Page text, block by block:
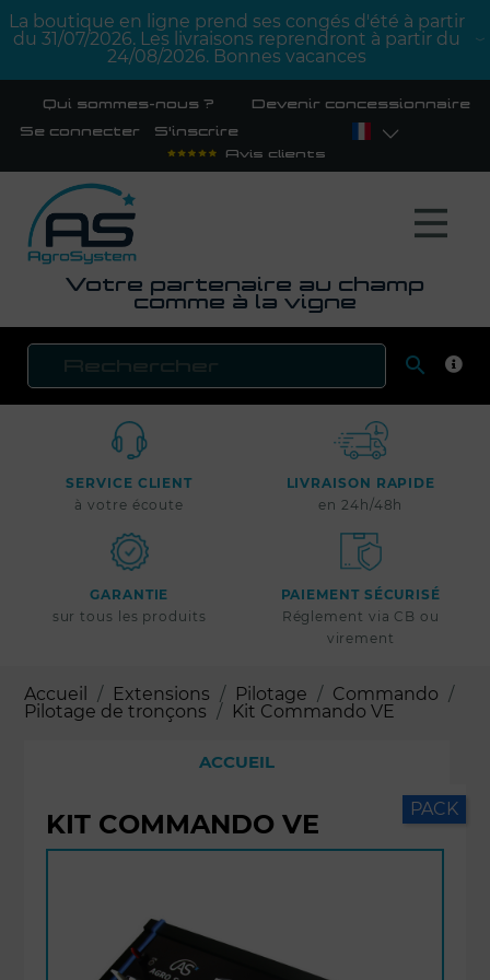
La boutique en ligne prend ses congés d'été à partir
du 31/07/2026. Les livraisons reprendront à partir du
24/08/2026. Bonnes vacances
Qui sommes-nous ? Devenir concessionnaire
Se connecter
S'inscrire
Avis clients
Votre partenaire au champ
comme à la vigne

SERVICE CLIENT
à votre écoute
LIVRAISON RAPIDE
en 24h/48h
GARANTIE
sur tous les produits
PAIEMENT SÉCURISÉ
Réglement via CB ou
virement
Accueil Extensions Pilotage
Commando
Pilotage de tronçons
Kit Commando VE
ACCUEIL
KIT COMMANDO VE PACK